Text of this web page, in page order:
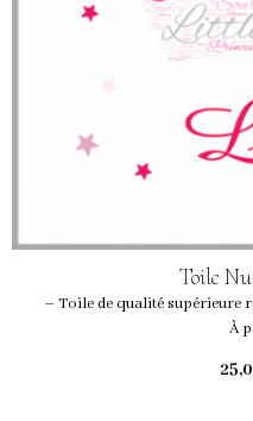
Toile
– Toile de qualité supérieure
À